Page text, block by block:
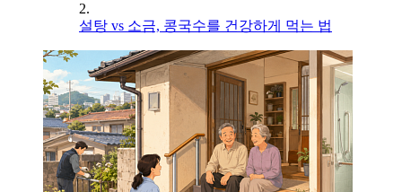
2.
설탕 vs 소금, 콩국수를 건강하게 먹는 법